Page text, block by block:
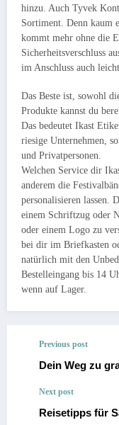
hinzu. Auch Tyvek
Sortiment. Denn kaum
kommt mehr ohne die
Sicherheitsverschluss
im Anschluss auch
Das Beste ist, sowohl
Produkte kannst du
Das bedeutet Ikast
riesige Unternehmen,
und Privatpersonen.
Welchen Service dir
anderem die
personalisieren lassen.
einem Schriftzug oder
oder einem Logo zu
bei dir im Briefkasten
natürlich mit den
Bestelleingang bis 14
wenn auf Lager.
Previous post
Dein Weg zu
Next post
Reisetipps für